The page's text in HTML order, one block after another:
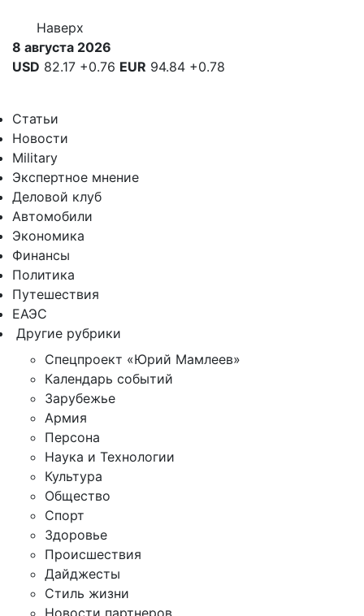
Наверх
8 августа 2026
USD 82.17 +0.76 EUR 94.84 +0.78
Статьи
Новости
Military
Экспертное мнение
Деловой клуб
Автомобили
Экономика
Финансы
Политика
Путешествия
ЕАЭС
Другие рубрики
Спецпроект «Юрий Мамлеев»
Календарь событий
Зарубежье
Армия
Персона
Наука и Технологии
Культура
Общество
Спорт
Здоровье
Происшествия
Дайджесты
Стиль жизни
Новости партнеров